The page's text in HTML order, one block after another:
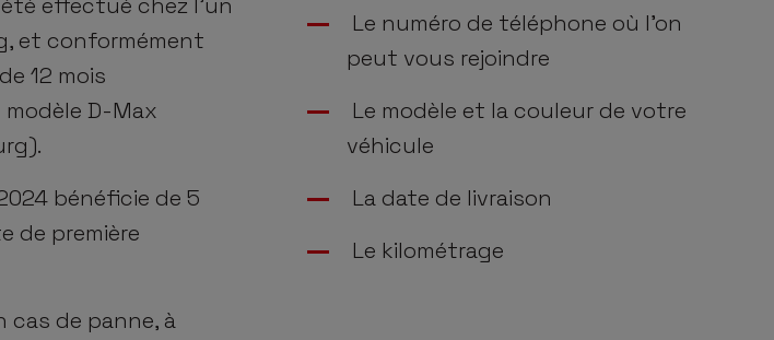
et conformément
12 mois
D-Max
bénéficie de 5
de première
cas de panne, à
Le numéro de téléphone où l’on
peut vous rejoindre
Le modèle et la couleur de votre
véhicule
La date de livraison
Le kilométrage